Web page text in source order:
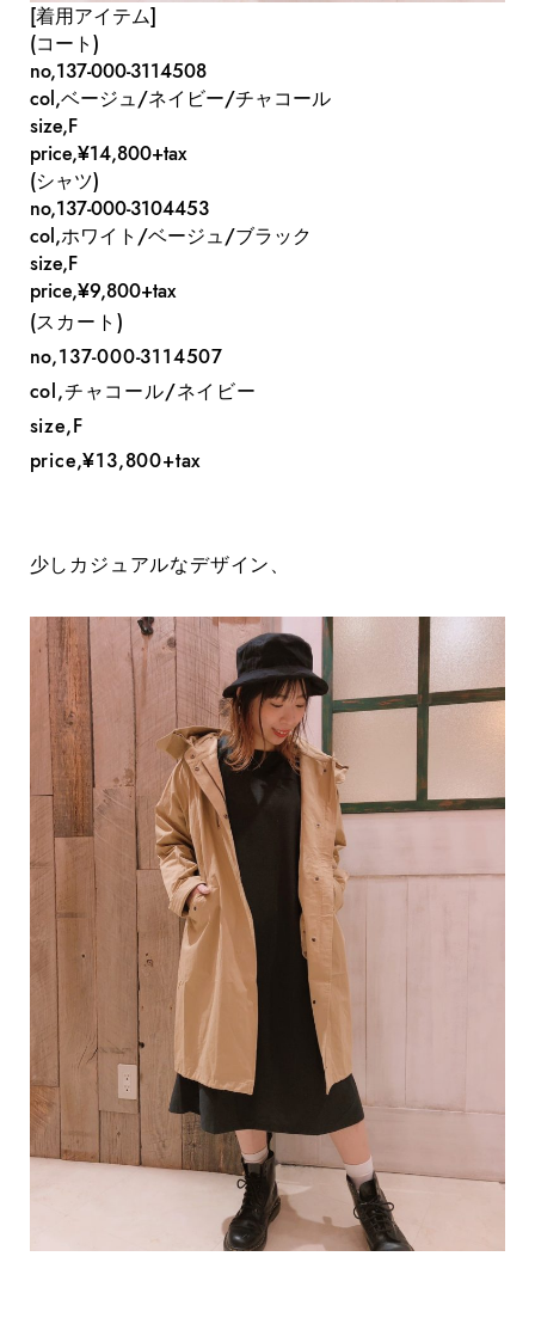
[着用アイテム]
(コート)
no,137-000-3114508
col,ベージュ/ネイビー/チャコール
size,F
price,¥14,800+tax
(シャツ)
no,137-000-3104453
col,ホワイト/ベージュ/ブラック
size,F
price,¥9,800+tax
(スカート)
no,137-000-3114507
col,チャコール/ネイビー
size,F
price,¥13,800+tax
少しカジュアルなデザイン、